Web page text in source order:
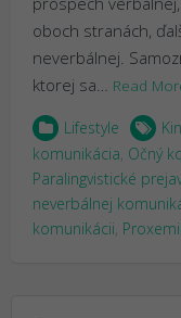
oboch stranách,
neverbálnej.
ktorej sa…
Read
Lifestyle
komunikácia Očný
Paralingvistické
neverbálnej
komunikácii